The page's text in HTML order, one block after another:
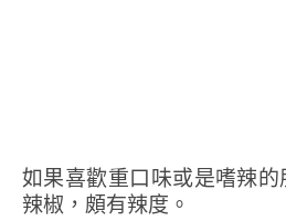
如果喜歡重口味或是嗜辣
辣椒，頗有辣度。